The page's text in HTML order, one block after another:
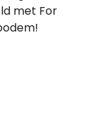
met For